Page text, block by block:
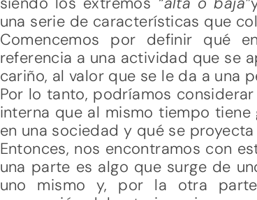
una serie de características que
Comencemos por definir qué
referencia a una actividad que se
cariño, al valor que se le da a una
Por lo tanto, podríamos
interna que al mismo tiempo
en una sociedad y qué se
Entonces, nos encontramos con
una parte es algo que surge de
uno mismo y, por la otra